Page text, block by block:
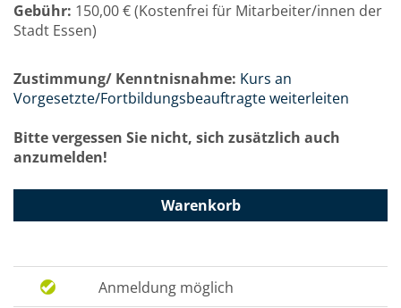
Gebühr: 150,00 € (Kostenfrei für Mitarbeiter/innen der
Stadt Essen)
Zustimmung/ Kenntnisnahme: Kurs an
Vorgesetzte/Fortbildungsbeauftragte weiterleiten
Bitte vergessen Sie nicht, sich zusätzlich auch
anzumelden!
Warenkorb
Anmeldung möglich